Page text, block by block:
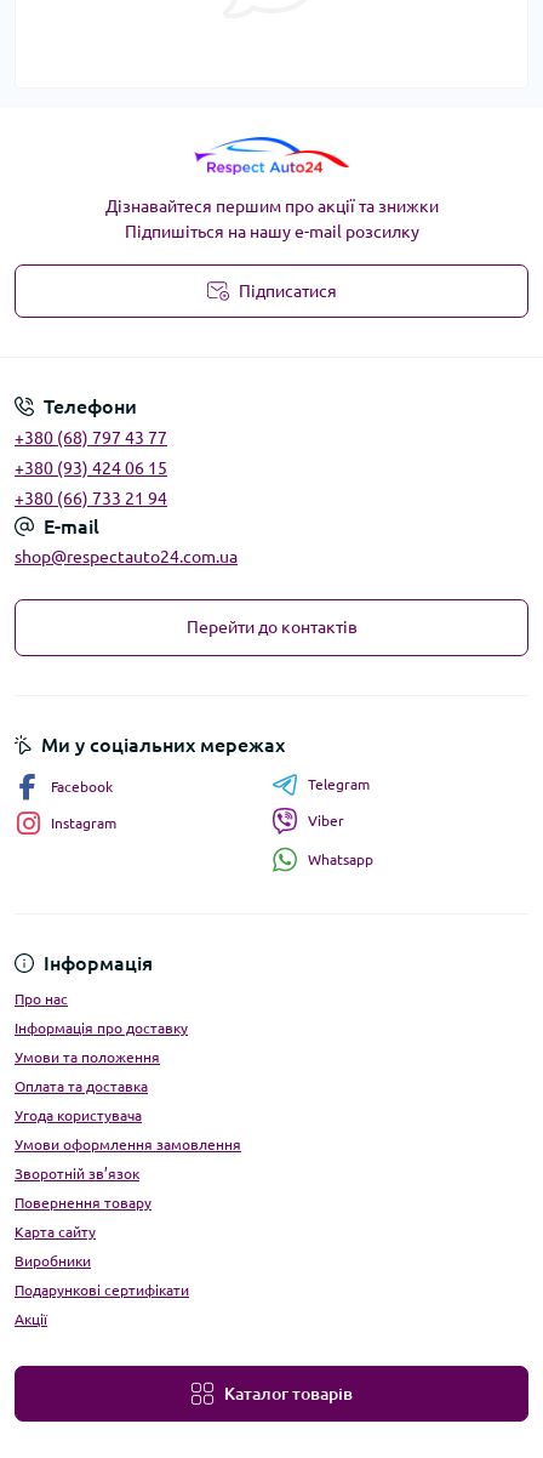
Дізнавайтеся першим про акції та знижки
Підпишіться на нашу e-mail розсилку
Підписатися
Телефони
+380 (68) 797 43 77
+380 (93) 424 06 15
+380 (66) 733 21 94
E-mail
shop@respectauto24.com.ua
Перейти до контактів
Інформація
Про нас
Інформація про доставку
Умови та положення
Оплата та доставка
Угода користувача
Умови оформлення замовлення
Зворотній зв’язок
Повернення товару
Карта сайту
Виробники
Подарункові сертифікати
Акції
Каталог товарів
Ми у соціальних мережах
Facebook
Instagram
Telegram
Viber
Whatsapp